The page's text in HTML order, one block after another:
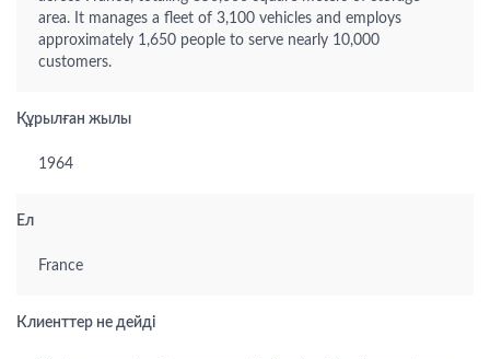
area. It manages a fleet of 3,100 vehicles and employs
approximately 1,650 people to serve nearly 10,000
customers.
Құрылған жылы
1964
Ел
France
Клиенттер не дейді